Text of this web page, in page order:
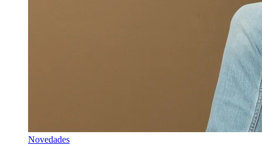
Novedades